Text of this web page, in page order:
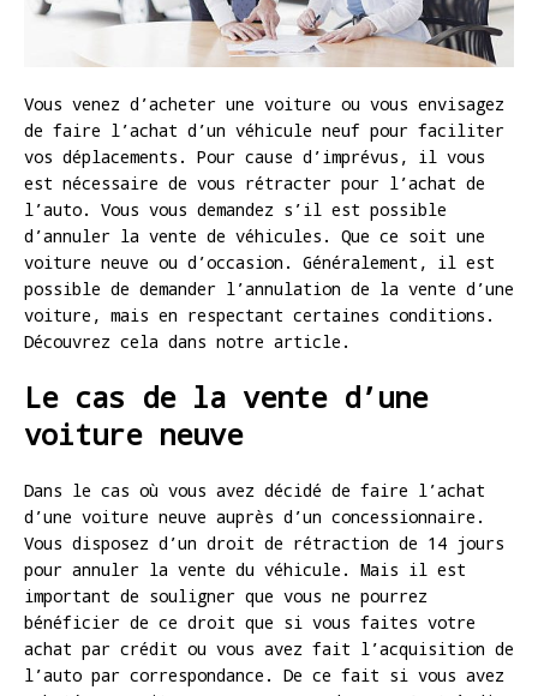
Vous venez d’acheter une voiture ou vous envisagez
de faire l’achat d’un véhicule neuf pour faciliter
vos déplacements. Pour cause d’imprévus, il vous
est nécessaire de vous rétracter pour l’achat de
l’auto. Vous vous demandez s’il est possible
d’annuler la vente de véhicules. Que ce soit une
voiture neuve ou d’occasion. Généralement, il est
possible de demander l’annulation de la vente d’une
voiture, mais en respectant certaines conditions.
Découvrez cela dans notre article.
Le cas de la vente d’une
voiture neuve
Dans le cas où vous avez décidé de faire l’achat
d’une voiture neuve auprès d’un concessionnaire.
Vous disposez d’un droit de rétraction de 14 jours
pour annuler la vente du véhicule. Mais il est
important de souligner que vous ne pourrez
bénéficier de ce droit que si vous faites votre
achat par crédit ou vous avez fait l’acquisition de
l’auto par correspondance. De ce fait si vous avez